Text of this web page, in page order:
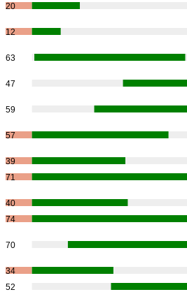
20
12
63
47
59
57
39
71
40
74
70
34
52